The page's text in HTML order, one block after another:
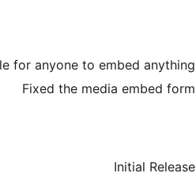
for anyone to embed anything…
Fixed the media embed form
Initial Release